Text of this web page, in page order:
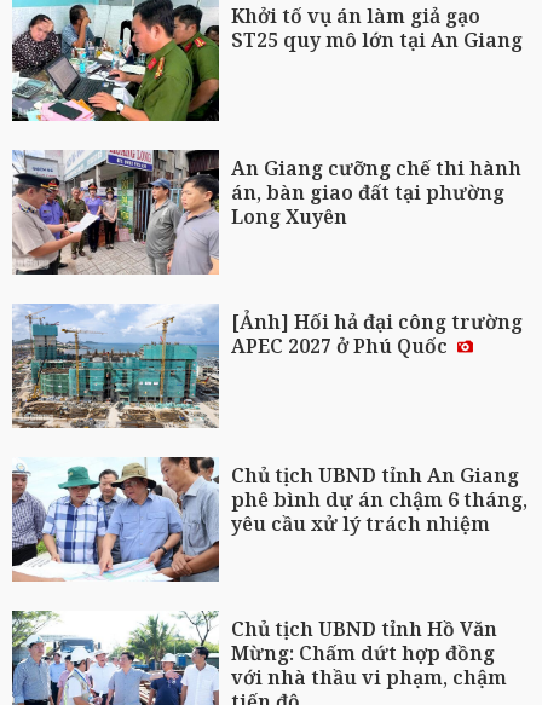
Khởi tố vụ án làm giả gạo
ST25 quy mô lớn tại An Giang
An Giang cưỡng chế thi hành
án, bàn giao đất tại phường
Long Xuyên
[Ảnh] Hối hả đại công trường
APEC 2027 ở Phú Quốc
Chủ tịch UBND tỉnh An Giang
phê bình dự án chậm 6 tháng,
yêu cầu xử lý trách nhiệm
Chủ tịch UBND tỉnh Hồ Văn
Mừng: Chấm dứt hợp đồng
với nhà thầu vi phạm, chậm